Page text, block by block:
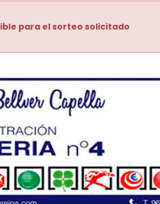
para el sorteo solicitado